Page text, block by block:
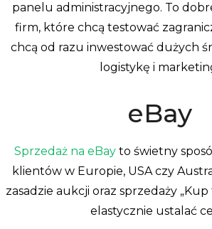
panelu administracyjnego. To
firm, które chcą testować
chcą od razu inwestować dużych
logistykę i
eBay
Sprzedaż na eBayto świetny
klientów w Europie, USA czy
zasadzie aukcji oraz sprzedaży
elastycznie ustalać